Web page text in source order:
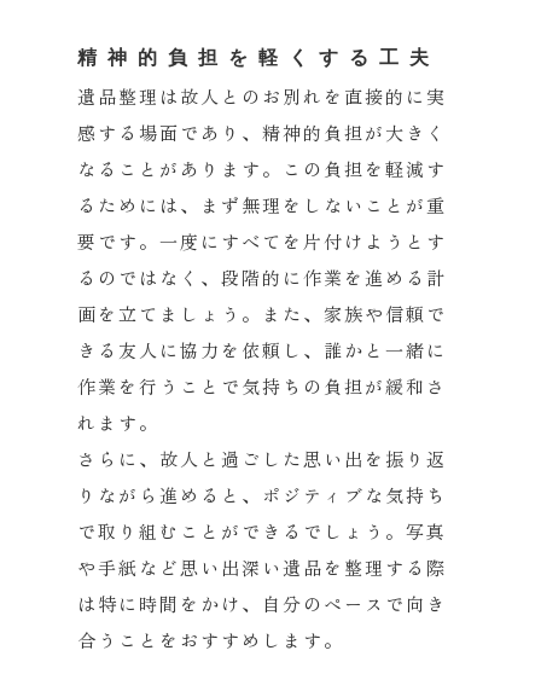
精神的負担を軽くする工夫
遺品整理は故人とのお別れを直接的に実
感する場面であり、 精神的負担が大きく
なることがあります。
この負担を軽減す
るためには、まず無理をしないことが重
要です。 一度にすべてを片付けようとす
るのではなく、 段階的に作業を進める計
画を立てましょう。また、 家族や信頼で
きる友人に協力を依頼し、 誰かと一緒に
作業を行うことで気持ちの負担が緩和さ
れます。
さらに、故人と過ごした思い出を振り返
りながら進めると、 ポジティブな気持ち
で取り組むことができるでしょう。 写真
や手紙など思い出深い遺品を整理する際
は特に時間をかけ、
自分のペースで向き
合うことをおすすめします。